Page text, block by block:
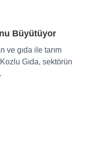
Büyütüyor
ve gıda ile tarım
Gıda, sektörün